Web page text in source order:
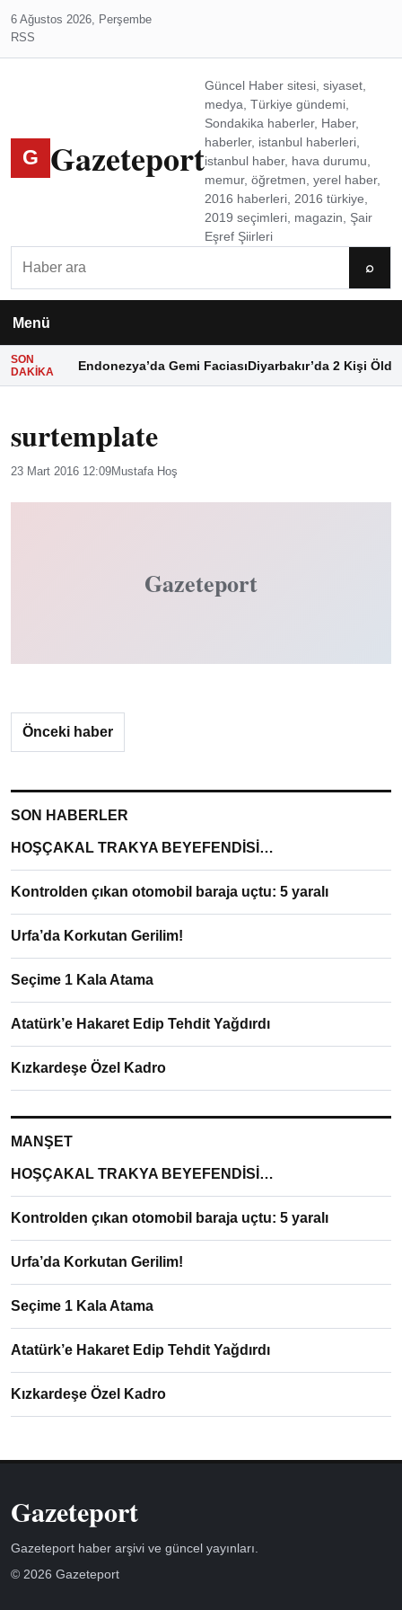
6 Ağustos 2026, Perşembe
RSS
G Gazeteport
Güncel Haber sitesi, siyaset,
medya, Türkiye gündemi,
Sondakika haberler, Haber,
haberler, istanbul haberleri,
istanbul haber, hava durumu,
memur, öğretmen, yerel haber,
2016 haberleri, 2016 türkiye,
2019 seçimleri, magazin, Şair
Eşref Şiirleri
⌕
Menü
SON
DAKIKA
Endonezya’da Gemi FaciasıDiyarbakır’da 2 Kişi Öldü
surtemplate
23 Mart 2016 12:09Mustafa Hoş
Gazeteport
Önceki haber
SON HABERLER
HOŞÇAKAL TRAKYA BEYEFENDİSİ…
Kontrolden çıkan otomobil baraja uçtu: 5 yaralı
Urfa’da Korkutan Gerilim!
Seçime 1 Kala Atama
Atatürk’e Hakaret Edip Tehdit Yağdırdı
Kızkardeşe Özel Kadro
MANŞET
HOŞÇAKAL TRAKYA BEYEFENDİSİ…
Kontrolden çıkan otomobil baraja uçtu: 5 yaralı
Urfa’da Korkutan Gerilim!
Seçime 1 Kala Atama
Atatürk’e Hakaret Edip Tehdit Yağdırdı
Kızkardeşe Özel Kadro
Gazeteport
Gazeteport haber arşivi ve güncel yayınları.
© 2026 Gazeteport